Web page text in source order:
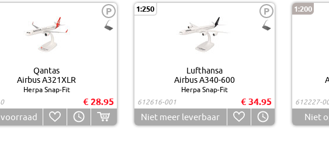
P
Qantas
Airbus A321XLR
Herpa Snap-Fit
€ 28.95
1:250 P
Lufthansa
Airbus A340-600
Herpa Snap-Fit
612616-001
€ 34.95
Niet meer leverbaar
1:200
612227-
Niet